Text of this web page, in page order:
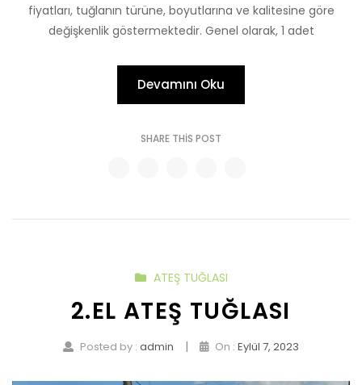
fiyatları, tuğlanın türüne, boyutlarına ve kalitesine göre
değişkenlik göstermektedir. Genel olarak, 1 adet
Devamını Oku
SHARE THIS POST
ATEŞ TUĞLASI
2.EL ATEŞ TUĞLASI
Posted by : admin | On : Eylül 7, 2023